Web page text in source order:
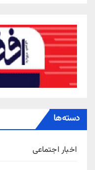
دسته‌ها
اخبار اجتماعی